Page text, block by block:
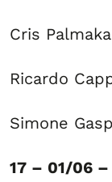
Cris
Ricardo
Simone
17 – 01/06